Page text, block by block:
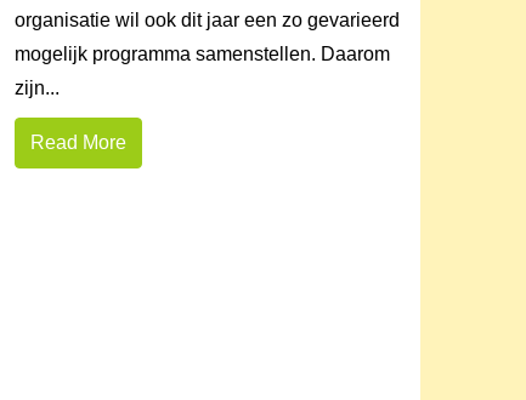
organisatie wil ook dit jaar een zo gevarieerd
mogelijk programma samenstellen. Daarom
zijn...
Read More